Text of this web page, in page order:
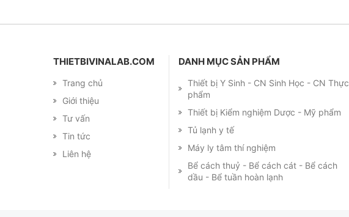
THIETBIVINALAB.COM
Trang chủ
Giới thiệu
Tư vấn
Tin tức
Liên hệ
DANH MỤC SẢN PHẨM
Thiết bị Y Sinh - CN Sinh Học - CN Thực
phẩm
Thiết bị Kiểm nghiệm Dược - Mỹ phẩm
Tủ lạnh y tế
Máy ly tâm thí nghiệm
Bể cách thuỷ - Bể cách cát - Bể cách
dầu - Bể tuần hoàn lạnh